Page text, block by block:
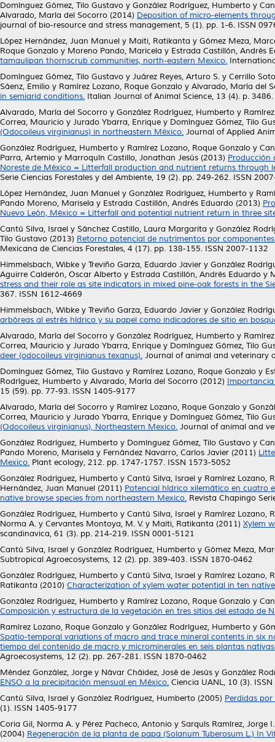
Domínguez Gómez, Tilo Gustavo y González Rodríguez, Humberto y
Alvarado, María del Socorro (2014) Deposition of micro-elements
journal of bio-resource and stress management, 5 (1). pp. 1-6. ISSN
López Hernández, Juan Manuel y Maiti, Ratikanta y Gómez Meza,
Roque Gonzalo y Moreno Pando, Maricela y Estrada Castillón, Andrés
tamaulipan thornscrub communities, north-eastern Mexico.
Domínguez Gómez, Tilo Gustavo y Juárez Reyes, Arturo S. y Cerrillo
Sáenz, Emilio y Ramírez Lozano, Roque Gonzalo y Alvarado, María del
in semiarid conditions. Italian Journal of Animal Science, 13 (4). p.
Alvarado, María del Socorro y González Rodríguez, Humberto y
Correa, Mauricio y Jurado Ybarra, Enrique y Domínguez Gómez, Tilo
(Odocoileus virginianus) in northeastern México. Journal of Applied
González Rodríguez, Humberto y Ramírez Lozano, Roque Gonzalo y
Parra, Artemio y Marroquín Castillo, Jonathan Jesús (2013) Producción
Noreste de México = Litterfall production and nutrient returns through
Serie Ciencias Forestales y del Ambiente, 19 (2). pp. 249-262. ISSN
López Hernández, Juan Manuel y González Rodríguez, Humberto y
Pando Moreno, Marisela y Estrada Castillón, Andrés Eduardo (2013)
Nuevo León, México = Litterfall and potential nutrient return in three
Cantú Silva, Israel y Sánchez Castillo, Laura Margarita y González
Tilo Gustavo (2013) Retorno potencial de nutrimentos por
Mexicana de Ciencias Forestales, 4 (17). pp. 138-155. ISSN 2007-1132
Himmelsbach, Wibke y Treviño Garza, Eduardo Javier y González
Aguirre Calderón, Oscar Alberto y Estrada Castillón, Andrés Eduardo y
stress and their role as site indicators in mixed pine-oak forests in the
367. ISSN 1612-4669
Himmelsbach, Wibke y Treviño Garza, Eduardo Javier y González
arbóreas al estrés hídrico y su papel como indicadores de sitio en
Alvarado, María del Socorro y González Rodríguez, Humberto y
Correa, Mauricio y Jurado Ybarra, Enrique y Domínguez Gómez, Tilo
deer (odocoileus virginianus texanus). Journal of animal and veterinary
Domínguez Gómez, Tilo Gustavo y Ramírez Lozano, Roque Gonzalo y
Rodríguez, Humberto y Alvarado, María del Socorro (2012)
15 (59). pp. 77-93. ISSN 1405-9177
Alvarado, María del Socorro y Ramírez Lozano, Roque Gonzalo y
Correa, Mauricio y Jurado Ybarra, Enrique y Domínguez Gómez, Tilo
(Odocoileus virginianus), Northeastern Mexico. Journal of animal and
González Rodríguez, Humberto y Domínguez Gómez, Tilo Gustavo y
Pando Moreno, Marisela y Fernández Navarro, Carlos Javier (2011)
Mexico. Plant ecology, 212. pp. 1747-1757. ISSN 1573-5052
González Rodríguez, Humberto y Cantú Silva, Israel y Ramírez Lozano,
Hernández, Juan Manuel (2011) Potencial hídrico xilemático en cuatro
native browse species from northeastern Mexico. Revista Chapingo
González Rodríguez, Humberto y Cantú Silva, Israel y Ramírez Lozano,
Norma A. y Cervantes Montoya, M. V. y Maiti, Ratikanta (2011) Xylem
scandinavica, 61 (3). pp. 214-219. ISSN 0001-5121
Cantú Silva, Israel y González Rodríguez, Humberto y Gómez Meza,
Subtropical Agroecosystems, 12 (2). pp. 389-403. ISSN 1870-0462
González Rodríguez, Humberto y Cantú Silva, Israel y Ramírez Lozano,
Ratikanta (2010) Characterization of xylem water potential in ten
González Rodríguez, Humberto y Ramírez Lozano, Roque Gonzalo y
Composición y estructura de la vegetación en tres sitios del estado de
Ramírez Lozano, Roque Gonzalo y González Rodríguez, Humberto y
Spatio-temporal variations of macro and trace mineral contents in six
tiempo del contenido de macro y microminerales en seis plantas
Agroecosystems, 12 (2). pp. 267-281. ISSN 1870-0462
Méndez González, Jorge y Návar Cháidez, José de Jesús y González
ENSO a la precipitación mensual en México. Ciencia UANL, 10 (3).
Cantú Silva, Israel y González Rodríguez, Humberto (2005) Perdidas
(1). ISSN 1405-9177
Coria Gil, Norma A. y Pérez Pacheco, Antonio y Sarquís Ramírez, Jorge I.
(2004) Regeneración de la planta de papa (Solanum Tuberosum L.) In